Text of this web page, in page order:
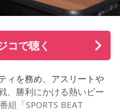
コで聴く
ィを務め、アスリートや
、勝利にかける熱いビー
組「SPORTS BEAT